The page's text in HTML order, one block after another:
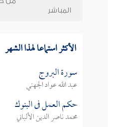
المباشر
الأكثر استماعا لهذا الشهر
سورة البروج
عبد الله عواد الجهني
حكم العمل فى البنوك
محمد ناصر الدين الألباني